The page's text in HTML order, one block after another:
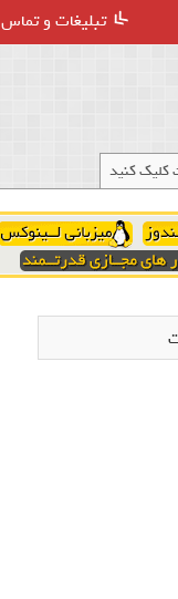
تبلیغات و تماس
کلیک کنید